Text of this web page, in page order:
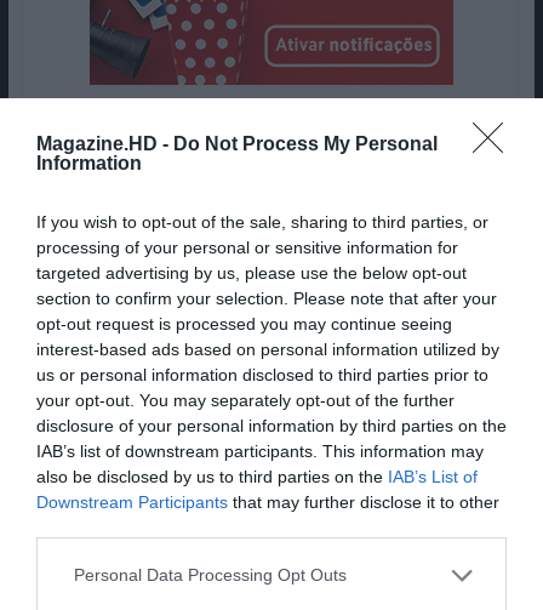
Magazine.HD - Do Not Process My Personal
Information
If you wish to opt-out of the sale, sharing to third parties, or
processing of your personal or sensitive information for
targeted advertising by us, please use the below opt-out
section to confirm your selection. Please note that after your
opt-out request is processed you may continue seeing
interest-based ads based on personal information utilized by
us or personal information disclosed to third parties prior to
your opt-out. You may separately opt-out of the further
disclosure of your personal information by third parties on the
IAB’s list of downstream participants. This information may
also be disclosed by us to third parties on the IAB’s List of
Downstream Participants that may further disclose it to other
Personal Data Processing Opt Outs
O banal, nas suas mãos, não aparece por magia. É
depurado. Escolhido. Organizado visualmente. O
editorial do trabalho dele: fotografar é apenas
metade do gesto; a outra metade é saber
reconhecer, entre centenas de momentos triviais,
aquele em que a realidade parece gozar connosco.
É por isso que “Eu Sou Martin Parr” é mais do que
um documentário simpático sobre um fotógrafo
célebre. É também um filme sobre a importância
de olhar. Num tempo em que toda a gente tira
fotografias com o telemóvel para colocar no
Instagram e no fundo quase ninguém vê nada,
Não porque seja puro ou inocente — não é,